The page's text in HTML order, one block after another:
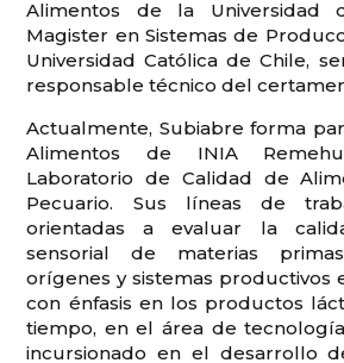
Alimentos de la Universidad
Magister en Sistemas de
Universidad Católica de Chile,
responsable técnico del
Actualmente, Subiabre forma
Alimentos de INIA
Laboratorio de Calidad de
Pecuario. Sus líneas de
orientadas a evaluar la
sensorial de materias
orígenes y sistemas productivos
con énfasis en los productos
tiempo, en el área de
incursionado en el desarrollo